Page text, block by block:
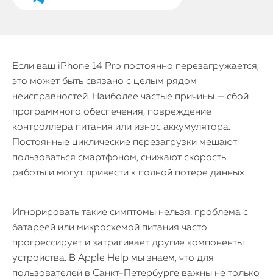
Если ваш iPhone 14 Pro постоянно перезагружается,
это может быть связано с целым рядом
неисправностей. Наиболее частые причины — сбой
программного обеспечения, повреждение
контроллера питания или износ аккумулятора.
Постоянные циклические перезагрузки мешают
пользоваться смартфоном, снижают скорость
работы и могут привести к полной потере данных.
Игнорировать такие симптомы нельзя: проблема с
батареей или микросхемой питания часто
прогрессирует и затрагивает другие компоненты
устройства. В Apple Help мы знаем, что для
пользователей в Санкт-Петербурге важны не только